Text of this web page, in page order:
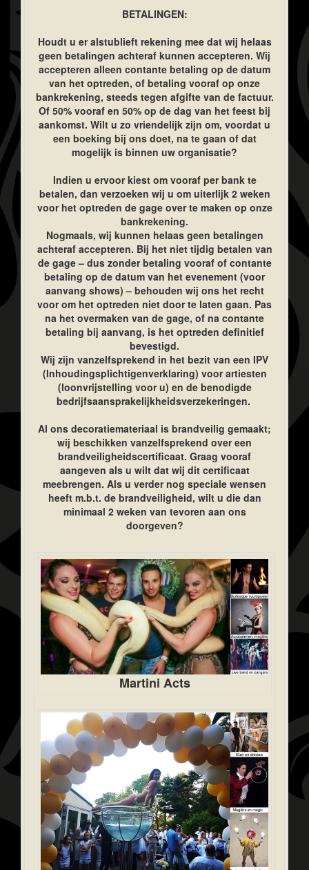
BETALINGEN:
Houdt u er alstublieft rekening mee dat wij helaas
geen betalingen achteraf kunnen accepteren. Wij
accepteren alleen contante betaling op de datum
van het optreden, of betaling vooraf op onze
bankrekening, steeds tegen afgifte van de factuur.
Of 50% vooraf en 50% op de dag van het feest bij
aankomst. Wilt u zo vriendelijk zijn om, voordat u
een boeking bij ons doet, na te gaan of dat
mogelijk is binnen uw organisatie?
Indien u ervoor kiest om vooraf per bank te
betalen, dan verzoeken wij u om uiterlijk 2 weken
voor het optreden de gage over te maken op onze
bankrekening.
Nogmaals, wij kunnen helaas geen betalingen
achteraf accepteren. Bij het niet tijdig betalen van
de gage – dus zonder betaling vooraf of contante
betaling op de datum van het evenement (voor
aanvang shows) – behouden wij ons het recht
voor om het optreden niet door te laten gaan. Pas
na het overmaken van de gage, of na contante
betaling bij aanvang, is het optreden definitief
bevestigd.
Wij zijn vanzelfsprekend in het bezit van een IPV
(Inhoudingsplichtigenverklaring) voor artiesten
(loonvrijstelling voor u) en de benodigde
bedrijfsaansprakelijkheidsverzekeringen.
Al ons decoratiemateriaal is brandveilig gemaakt;
wij beschikken vanzelfsprekend over een
brandveiligheidscertificaat. Graag vooraf
aangeven als u wilt dat wij dit certificaat
meebrengen. Als u verder nog speciale wensen
heeft m.b.t. de brandveiligheid, wilt u die dan
minimaal 2 weken van tevoren aan ons
doorgeven?
Martini Acts